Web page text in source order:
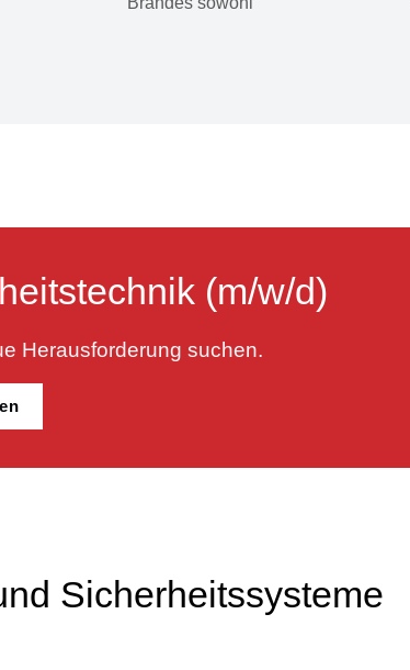
(m/w/d)
Herausforderung suchen.
Sicherheitssysteme